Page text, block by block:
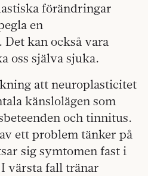
förändringar
en
kan också vara
oss själva sjuka.
att neuroplasticitet
känslolägen som
och tinnitus.
ett problem tänker på
sig symtomen fast i
värsta fall tränar